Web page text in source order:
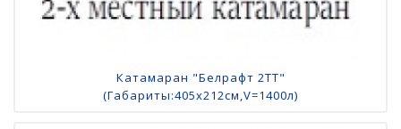
Катамаран "Белрафт 2ТТ"
(Габариты:405х212см,V=1400л)